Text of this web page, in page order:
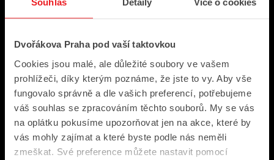
Souhlas Detaily Více o cookies
Dvořákova Praha pod vaší taktovkou
Cookies jsou malé, ale důležité soubory ve vašem
prohlížeči, díky kterým poznáme, že jste to vy. Aby vše
fungovalo správně a dle vašich preferencí, potřebujeme
váš souhlas se zpracováním těchto souborů. My se vás
na oplátku pokusíme upozorňovat jen na akce, které by
vás mohly zajímat a které byste podle nás neměli
zmeškat. Své preference můžete nastavit pomocí
Kontakty
Jak nakupovat
Vše o nákupu